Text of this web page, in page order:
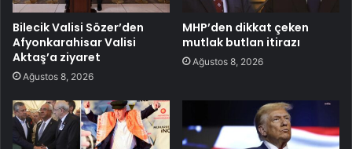
Bilecik Valisi Sözer’den
Afyonkarahisar Valisi
Aktaş’a ziyaret
Ağustos 8, 2026
MHP’den dikkat çeken
mutlak butlan itirazı
Ağustos 8, 2026